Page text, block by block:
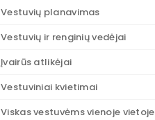
Vestuvių planavimas
Vestuvių ir renginių vedėjai
Įvairūs atlikėjai
Vestuviniai kvietimai
Viskas vestuvėms vienoje vietoje